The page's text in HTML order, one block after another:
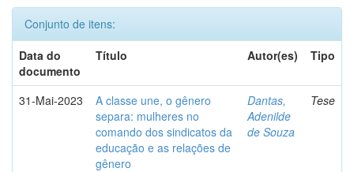
Conjunto de itens:
Data do
documento
Título Autor(es) Tipo
31-Mai-2023
A classe une, o gênero
separa: mulheres no
comando dos sindicatos da
educação e as relações de
gênero
Dantas,
Adenilde
de Souza
Tese